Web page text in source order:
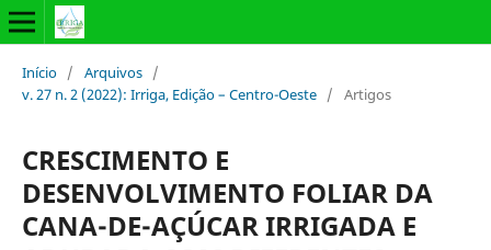
Início / Arquivos /
v. 27 n. 2 (2022): Irriga, Edição – Centro-Oeste / Artigos
CRESCIMENTO E
DESENVOLVIMENTO FOLIAR DA
CANA-DE-AÇÚCAR IRRIGADA E